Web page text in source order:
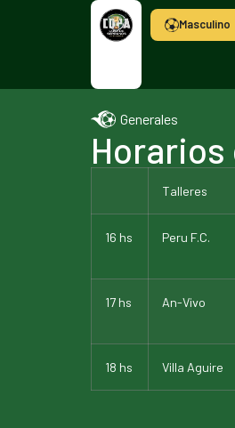
Masculino
Generales
Talleres
16 hs Peru F.C.
17 hs An-Vivo
18 hs Villa Aguire